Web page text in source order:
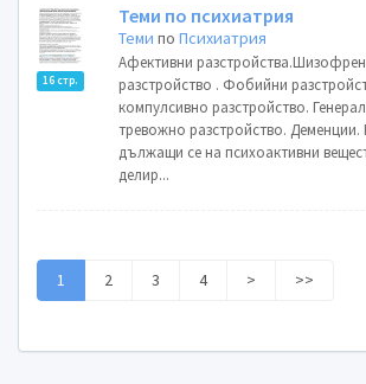
16 стр.
Теми по психиатрия
Теми поПсихиатрия
Афективни
разстройство . Фобийни
компулсивно разстройство.
тревожно разстройство. Деменции.
дължащи се на психоактивни
делир...
1 2 3 4 > >>